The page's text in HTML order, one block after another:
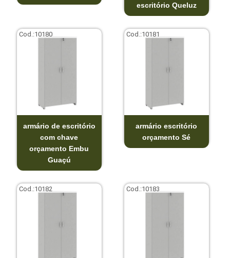
escritório Queluz
Cod.:10180
armário de escritório
com chave
orçamento Embu
Guaçú
Cod.:10181
armário escritório
orçamento Sé
Cod.:10182 Cod.:10183